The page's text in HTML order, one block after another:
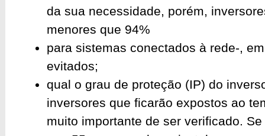
da sua necessidade, porém,
menores que 94%
para sistemas conectados à rede-,
evitados;
qual o grau de proteção (IP) do
inversores que ficarão expostos ao
muito importante de ser verificado.